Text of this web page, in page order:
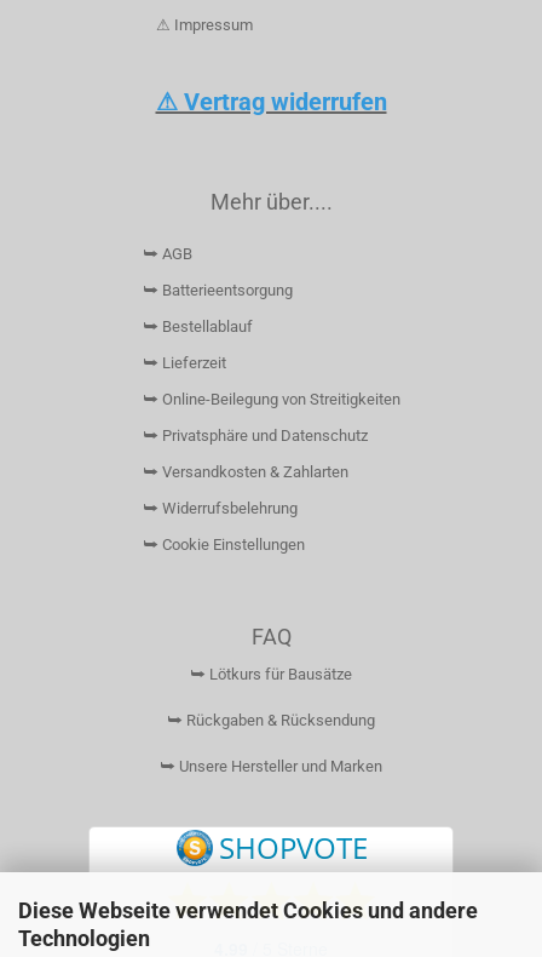
Diese Webseite verwendet Cookies und andere
Technologien
⚠ Impressum
⚠ Vertrag widerrufen
Mehr über....
⮩ AGB
⮩ Batterieentsorgung
⮩ Bestellablauf
⮩ Lieferzeit
⮩ Online-Beilegung von Streitigkeiten
⮩ Privatsphäre und Datenschutz
⮩ Versandkosten & Zahlarten
⮩ Widerrufsbelehrung
⮩ Cookie Einstellungen
FAQ
⮩ Lötkurs für Bausätze
⮩ Rückgaben & Rücksendung
⮩ Unsere Hersteller und Marken